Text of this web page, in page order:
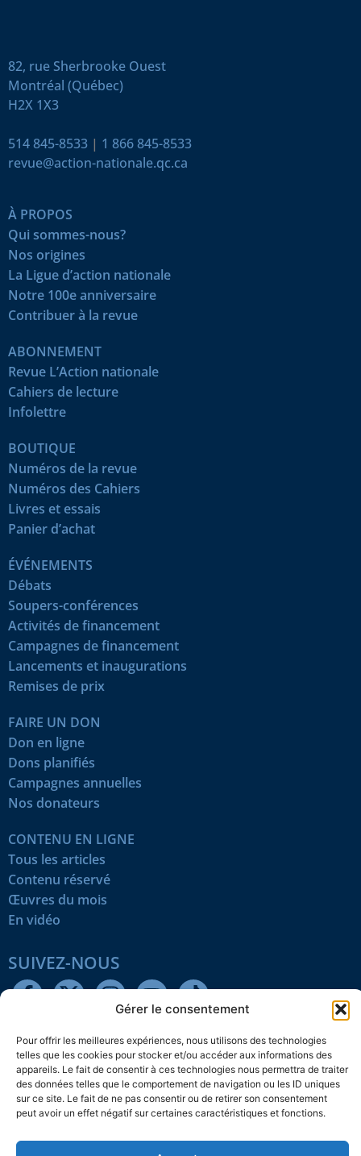
Gérer le consentement
Pour offrir les meilleures expériences, nous utilisons des technologies
telles que les cookies pour stocker et/ou accéder aux informations des
appareils. Le fait de consentir à ces technologies nous permettra de traiter
des données telles que le comportement de navigation ou les ID uniques
sur ce site. Le fait de ne pas consentir ou de retirer son consentement
peut avoir un effet négatif sur certaines caractéristiques et fonctions.
82, rue Sherbrooke Ouest
Montréal (Québec)
H2X 1X3
514 845-8533 | 1 866 845-8533
revue@action-nationale.qc.ca
À PROPOS
Qui sommes-nous?
Nos origines
La Ligue d’action nationale
Notre 100e anniversaire
Contribuer à la revue
ABONNEMENT
Revue L’Action nationale
Cahiers de lecture
Infolettre
BOUTIQUE
Numéros de la revue
Numéros des Cahiers
Livres et essais
Panier d’achat
ÉVÉNEMENTS
Débats
Soupers-conférences
Activités de financement
Campagnes de financement
Lancements et inaugurations
Remises de prix
FAIRE UN DON
Don en ligne
Dons planifiés
Campagnes annuelles
Nos donateurs
CONTENU EN LIGNE
Tous les articles
Contenu réservé
Œuvres du mois
En vidéo
SUIVEZ-NOUS
Confidentialité Témoins Mentions légales Plan du site
© 2026 L’Action nationale